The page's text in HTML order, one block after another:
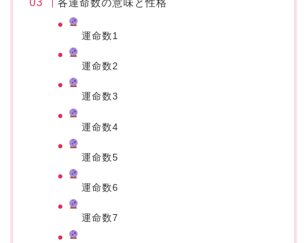
運命数1
運命数2
運命数3
運命数4
運命数5
運命数6
運命数7